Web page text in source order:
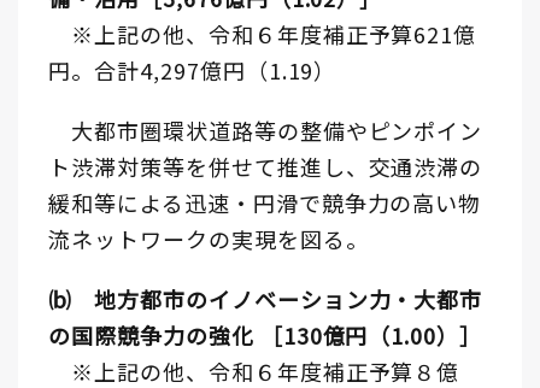
※上記の他、令和６年度補正予算621億
円。合計4,297億円（1.19）
大都市圏環状道路等の整備やピンポイン
ト渋滞対策等を併せて推進し、交通渋滞の
緩和等による迅速・円滑で競争力の高い物
流ネットワークの実現を図る。
⒝ 地方都市のイノベーション力・大都市
の国際競争力の強化 ［130億円（1.00）］
※上記の他、令和６年度補正予算８億